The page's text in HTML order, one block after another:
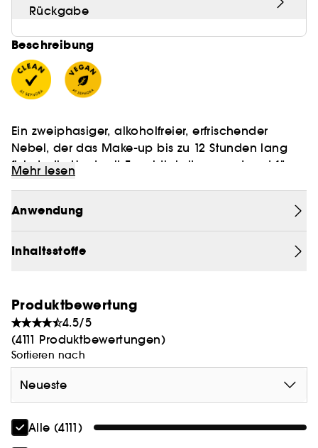
Rückgabe
Beschreibung
Ein zweiphasiger, alkoholfreier, erfrischender
Nebel, der das Make-up bis zu 12 Stunden lang
fixiert, die Haut mit Feuchtigkeit versorgt und für
Vegan :Produkte aus natürlich gewonnenen
Inhaltsstoffen.
Mehr lesen
Anwendung
Inhaltsstoffe
Produktbewertung
4.5/5
(4111 Produktbewertungen)
Sortieren nach
Neueste
Alle (4111)